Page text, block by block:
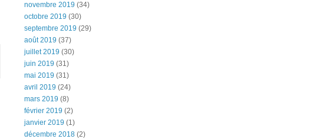
novembre 2019 (34)
octobre 2019 (30)
septembre 2019 (29)
août 2019 (37)
juillet 2019 (30)
juin 2019 (31)
mai 2019 (31)
avril 2019 (24)
mars 2019 (8)
février 2019 (2)
janvier 2019 (1)
décembre 2018 (2)